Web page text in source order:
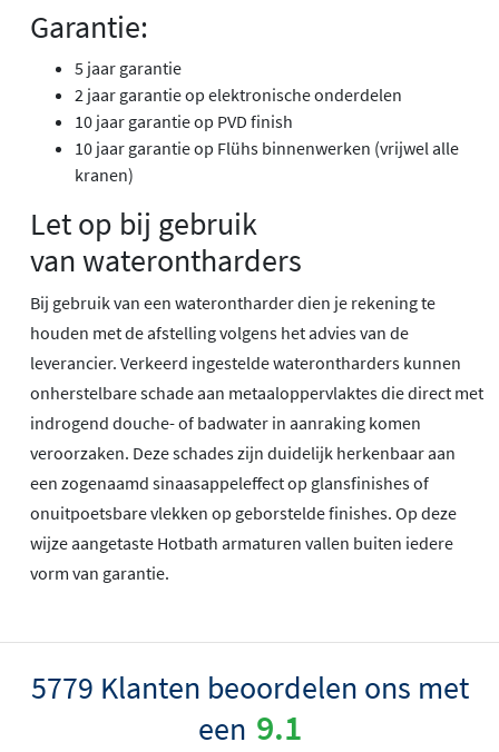
Garantie:
5 jaar garantie
2 jaar garantie op elektronische onderdelen
10 jaar garantie op PVD finish
10 jaar garantie op Flühs binnenwerken (vrijwel alle
kranen)
Let op bij gebruik
van waterontharders
Bij gebruik van een waterontharder dien je rekening te
houden met de afstelling volgens het advies van de
leverancier. Verkeerd ingestelde waterontharders kunnen
onherstelbare schade aan metaaloppervlaktes die direct met
indrogend douche- of badwater in aanraking komen
veroorzaken. Deze schades zijn duidelijk herkenbaar aan
een zogenaamd sinaasappeleffect op glansfinishes of
onuitpoetsbare vlekken op geborstelde finishes. Op deze
wijze aangetaste Hotbath armaturen vallen buiten iedere
vorm van garantie.
5779 Klanten beoordelen ons met
een 9.1